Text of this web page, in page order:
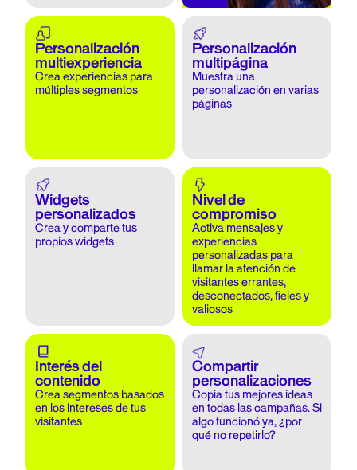
Personalización
multiexperiencia
Crea experiencias para
múltiples segmentos
Personalización
multipágina
Muestra una
personalización en varias
páginas
Widgets
personalizados
Crea y comparte tus
propios widgets
Nivel de
compromiso
Activa mensajes y
experiencias
personalizadas para
llamar la atención de
visitantes errantes,
desconectados, fieles y
valiosos
Interés del
contenido
Crea segmentos basados
en los intereses de tus
visitantes
Compartir
personalizaciones
Copia tus mejores ideas
en todas las campañas. Si
algo funcionó ya, ¿por
qué no repetirlo?